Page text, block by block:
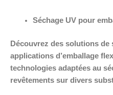
Séchage UV pour
Découvrez des solutions de
applications d’emballage
technologies adaptées au
revêtements sur divers